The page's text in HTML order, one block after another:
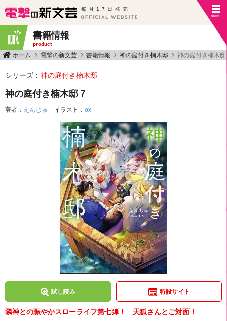
毎月17日発売
書籍情報
product
ホーム 電撃の新文芸 書籍情報 神の庭付き楠木邸 神の庭付き楠木
シリーズ： 神の庭付き楠木邸
神の庭付き楠木邸７
著者： えんじゅ イラスト： ox
試し読み 特設サイト
隣神との賑やかスローライフ第七弾！ 天狐さんとご対面！